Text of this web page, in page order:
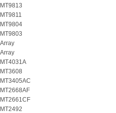
MT9813
MT9811
MT9804
MT9803
Array
Array
MT4031A
MT3608
MT3405AC
MT2668AF
MT2661CF
MT2492